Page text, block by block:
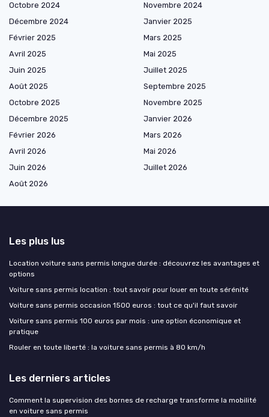
Octobre 2024
Novembre 2024
Décembre 2024
Janvier 2025
Février 2025
Mars 2025
Avril 2025
Mai 2025
Juin 2025
Juillet 2025
Août 2025
Septembre 2025
Octobre 2025
Novembre 2025
Décembre 2025
Janvier 2026
Février 2026
Mars 2026
Avril 2026
Mai 2026
Juin 2026
Juillet 2026
Août 2026
Les plus lus
Location voiture sans permis longue durée : découvrez les avantages et
options
Voiture sans permis location : tout savoir pour louer en toute sérénité
Voiture sans permis occasion 1500 euros : tout ce qu'il faut savoir
Voiture sans permis 100 euros par mois : une option économique et
pratique
Rouler en toute liberté : la voiture sans permis à 80 km/h
Les derniers articles
Comment la supervision des bornes de recharge transforme la mobilité
en voiture sans permis